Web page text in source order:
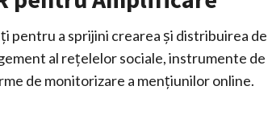
pentru a sprijini crearea și distribuirea de
al rețelelor sociale, instrumente de
de monitorizare a mențiunilor online.